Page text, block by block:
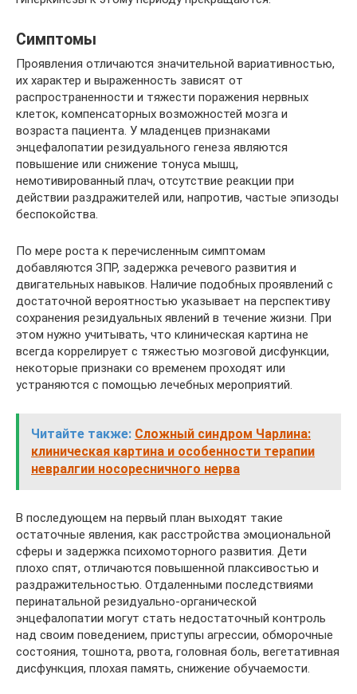
Симптомы
Проявления отличаются значительной вариативностью,
их характер и выраженность зависят от
распространенности и тяжести поражения нервных
клеток, компенсаторных возможностей мозга и
возраста пациента. У младенцев признаками
энцефалопатии резидуального генеза являются
повышение или снижение тонуса мышц,
немотивированный плач, отсутствие реакции при
действии раздражителей или, напротив, частые эпизоды
беспокойства.
По мере роста к перечисленным симптомам
добавляются ЗПР, задержка речевого развития и
двигательных навыков. Наличие подобных проявлений с
достаточной вероятностью указывает на перспективу
сохранения резидуальных явлений в течение жизни. При
этом нужно учитывать, что клиническая картина не
всегда коррелирует с тяжестью мозговой дисфункции,
некоторые признаки со временем проходят или
устраняются с помощью лечебных мероприятий.
Читайте также: Сложный синдром Чарлина:
клиническая картина и особенности терапии
невралгии носоресничного нерва
В последующем на первый план выходят такие
остаточные явления, как расстройства эмоциональной
сферы и задержка психомоторного развития. Дети
плохо спят, отличаются повышенной плаксивостью и
раздражительностью. Отдаленными последствиями
перинатальной резидуально-органической
энцефалопатии могут стать недостаточный контроль
над своим поведением, приступы агрессии, обморочные
состояния, тошнота, рвота, головная боль, вегетативная
дисфункция, плохая память, снижение обучаемости.